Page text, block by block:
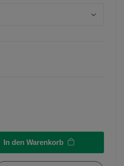
In den Warenkorb